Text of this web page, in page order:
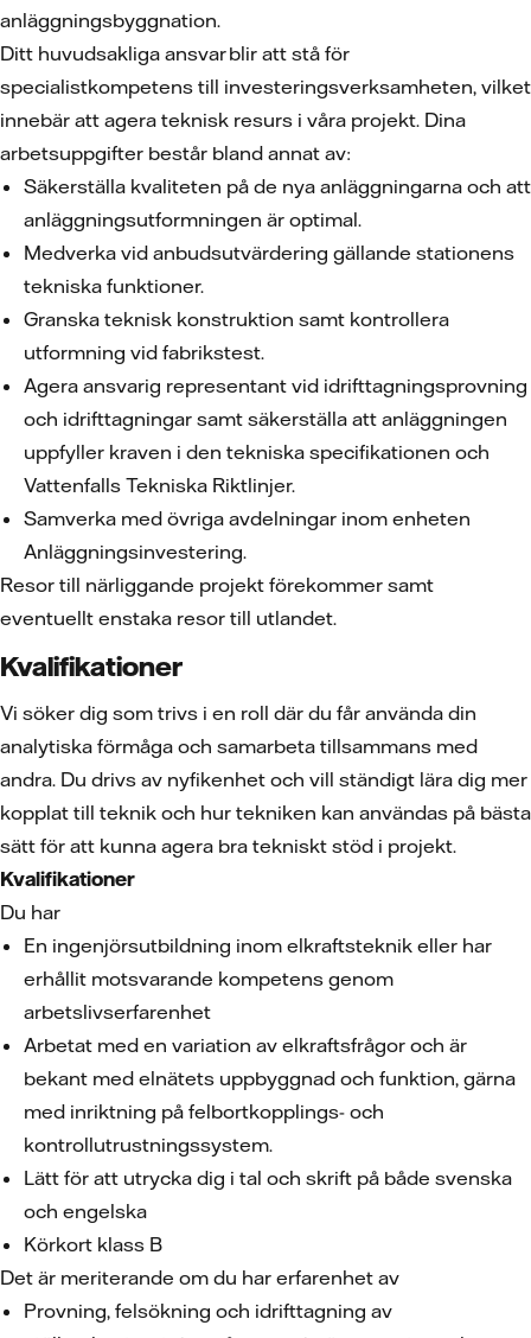
anläggningsbyggnation.
Ditt huvudsakliga ansvar blir att stå för
specialistkompetens till investeringsverksamheten, vilket
innebär att agera teknisk resurs i våra projekt. Dina
arbetsuppgifter består bland annat av:
Säkerställa kvaliteten på de nya anläggningarna och att
anläggningsutformningen är optimal.
Medverka vid anbudsutvärdering gällande stationens
tekniska funktioner.
Granska teknisk konstruktion samt kontrollera
utformning vid fabrikstest.
Agera ansvarig representant vid idrifttagningsprovning
och idrifttagningar samt säkerställa att anläggningen
uppfyller kraven i den tekniska specifikationen och
Vattenfalls Tekniska Riktlinjer.
Samverka med övriga avdelningar inom enheten
Anläggningsinvestering.
Resor till närliggande projekt förekommer samt
eventuellt enstaka resor till utlandet.
Kvalifikationer
Vi söker dig som trivs i en roll där du får använda din
analytiska förmåga och samarbeta tillsammans med
andra. Du drivs av nyfikenhet och vill ständigt lära dig mer
kopplat till teknik och hur tekniken kan användas på bästa
sätt för att kunna agera bra tekniskt stöd i projekt.
Kvalifikationer
Du har
En ingenjörsutbildning inom elkraftsteknik eller har
erhållit motsvarande kompetens genom
arbetslivserfarenhet
Arbetat med en variation av elkraftsfrågor och är
bekant med elnätets uppbyggnad och funktion, gärna
med inriktning på felbortkopplings- och
kontrollutrustningssystem.
Lätt för att utrycka dig i tal och skrift på både svenska
och engelska
Körkort klass B
Det är meriterande om du har erfarenhet av
Provning, felsökning och idrifttagning av